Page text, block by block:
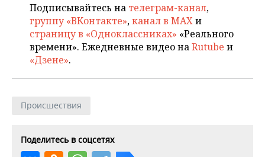
Подписывайтесь на телеграм-канал,
группу «ВКонтакте»,канал в MAXи
страницу в «Одноклассниках» «Реального
времени». Ежедневные видео наRutube и
«Дзене».
Происшествия
Поделитесь в соцсетях